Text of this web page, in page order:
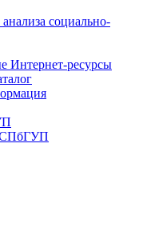
социально-
Интернет-ресурсы
СПбГУП